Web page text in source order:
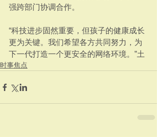
强跨部门协调合作。
“科技进步固然重要，但孩子的健康成长
更为关键。我们希望各方共同努力，为
下一代打造一个更安全的网络环境。”土
时事焦点